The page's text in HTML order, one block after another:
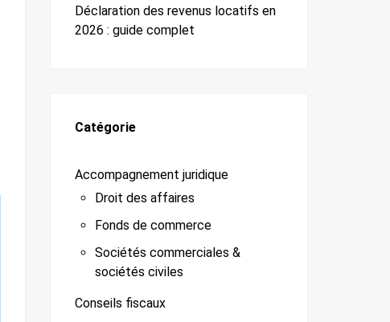
Déclaration des revenus locatifs en
2026 : guide complet
Catégorie
Accompagnement juridique
Droit des affaires
Fonds de commerce
Sociétés commerciales &
sociétés civiles
Conseils fiscaux